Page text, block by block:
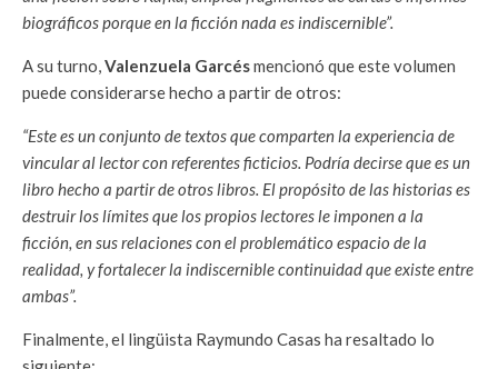
biográficos porque en la ficción nada es indiscernible”.
A su turno,Valenzuela Garcésmencionó que este volumen
puede considerarse hecho a partir de otros:
“Este es un conjunto de textos que comparten la experiencia de
vincular al lector con referentes ficticios. Podría decirse que es un
libro hecho a partir de otros libros. El propósito de las historias es
destruir los límites que los propios lectores le imponen a la
ficción, en sus relaciones con el problemático espacio de la
realidad, y fortalecer la indiscernible continuidad que existe entre
ambas”.
Finalmente, el lingüista Raymundo Casas ha resaltado lo